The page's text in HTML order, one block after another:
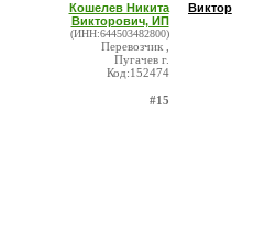
Кошелев Никита
Викторович, ИП
(ИНН:644503482800)
Перевозчик ,
Пугачев г.
Код:152474
#15
Виктор